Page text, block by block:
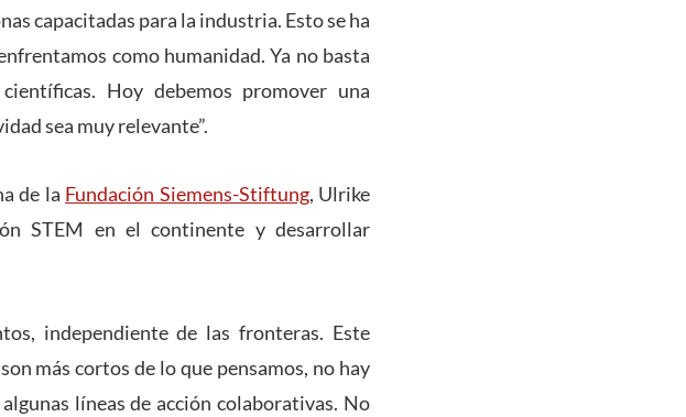
capacitadas para la industria. Esto se ha
como humanidad. Ya no basta
Hoy debemos promover una
sea muy relevante”.
de la Fundación Siemens-Stiftung, Ulrike
STEM en el continente y desarrollar
independiente de las fronteras. Este
más cortos de lo que pensamos, no hay
líneas de acción colaborativas. No